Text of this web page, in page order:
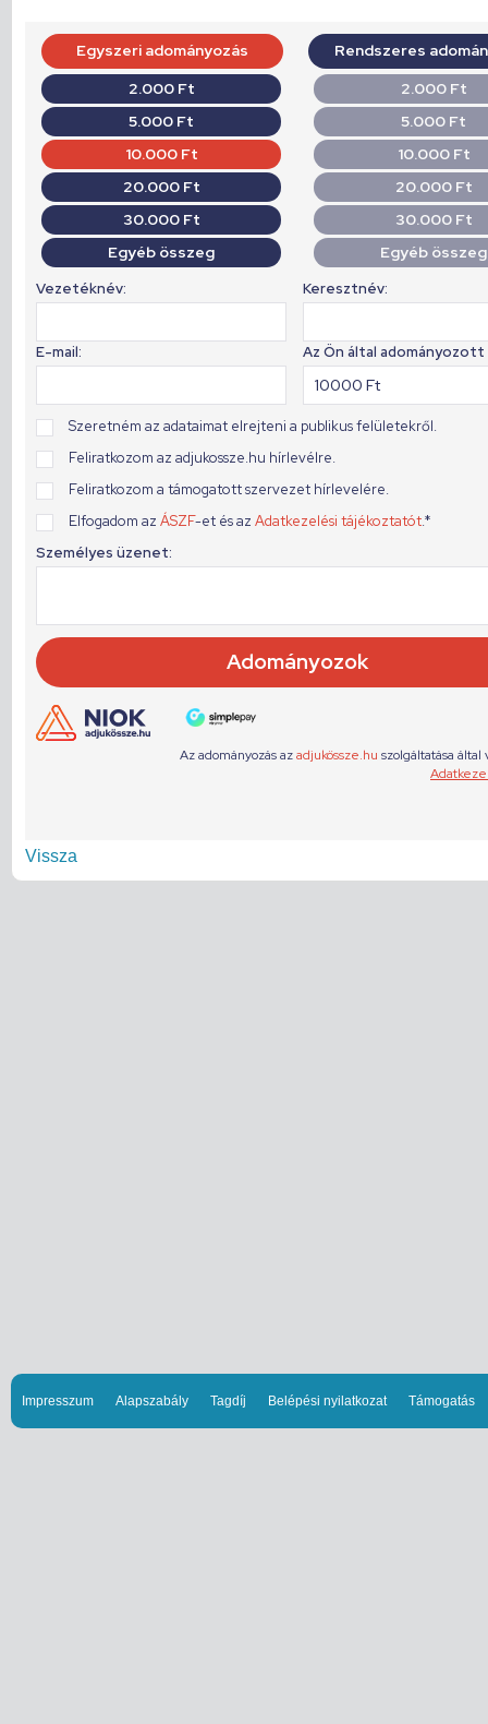
Vissza
Impresszum Alapszabály Tagdíj Belépési nyilatkozat Támogatás